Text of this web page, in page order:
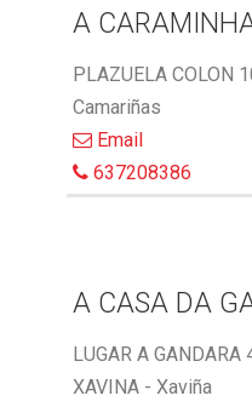
A
PLAZUELA COLON
Camariñas
Email
637208386
A CASA DA
LUGAR A
XAVINA - Xaviña